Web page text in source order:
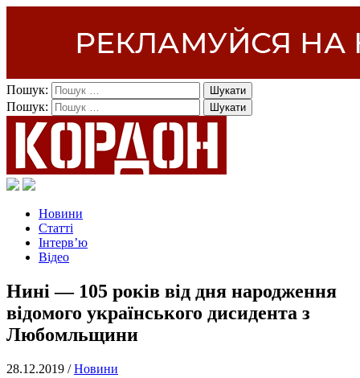
Пошук:
Пошук:
Новини
Статті
Інтерв’ю
Відео
Нині — 105 років від дня народження
відомого українського дисидента з
Любомльщини
28.12.2019 /Новини